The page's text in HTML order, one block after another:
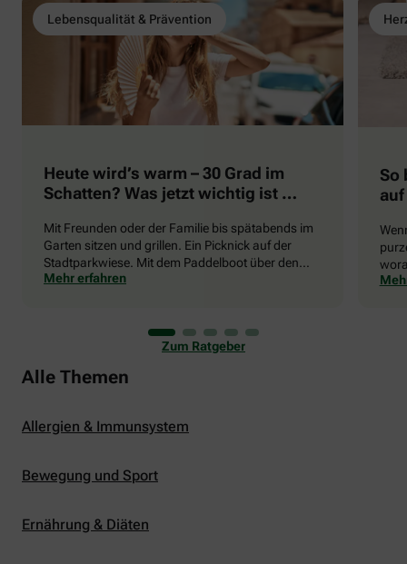
Lebensqualität & Prävention
Heute wird’s warm – 30 Grad im
Schatten? Was jetzt wichtig ist …
Mit Freunden oder der Familie bis spätabends im
Garten sitzen und grillen. Ein Picknick auf der
Stadtparkwiese. Mit dem Paddelboot über den
See gleiten oder eine Radtour durch die blühende
er uns auch ganz schön zu schaffen. Wenn die
Temperaturen tagsüber auf mehr als 30 Grad
klettern und uns warme Tropennächte den Schlaf
rauben, sehnen wir uns oft nach einem
Mehr erfahren
So
die
Zum Ratgeber
Alle Themen
Allergien & Immunsystem
Bewegung und Sport
Ernährung & Diäten